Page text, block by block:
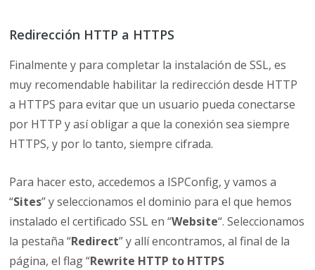
Redirección HTTP a HTTPS
Finalmente y para completar la instalación de SSL, es
muy recomendable habilitar la redirección desde HTTP
a HTTPS para evitar que un usuario pueda conectarse
por HTTP y así obligar a que la conexión sea siempre
HTTPS, y por lo tanto, siempre cifrada.
Para hacer esto, accedemos a ISPConfig, y vamos a
“Sites” y seleccionamos el dominio para el que hemos
instalado el certificado SSL en “Website“. Seleccionamos
la pestaña “Redirect” y allí encontramos, al final de la
página, el flag “Rewrite HTTP to HTTPS